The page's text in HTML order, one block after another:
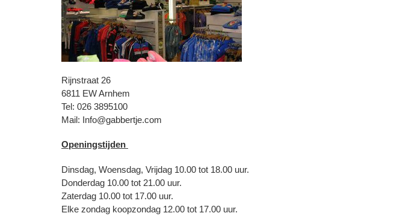
Rijnstraat 26
6811 EW Arnhem
Tel: 026 3895100
Mail: Info@gabbertje.com
Openingstijden
Dinsdag, Woensdag, Vrijdag 10.00 tot 18.00 uur.
Donderdag 10.00 tot 21.00 uur.
Zaterdag 10.00 tot 17.00 uur.
Elke zondag koopzondag 12.00 tot 17.00 uur.